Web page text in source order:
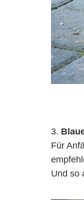
Für
Und so